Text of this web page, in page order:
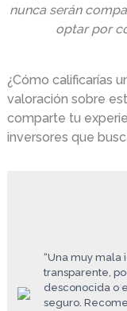
nunca serán
optar por
¿Cómo calificarías
valoración sobre
comparte tu
inversores que
“Una muy mala
transparente,
desconocida o
seguro.